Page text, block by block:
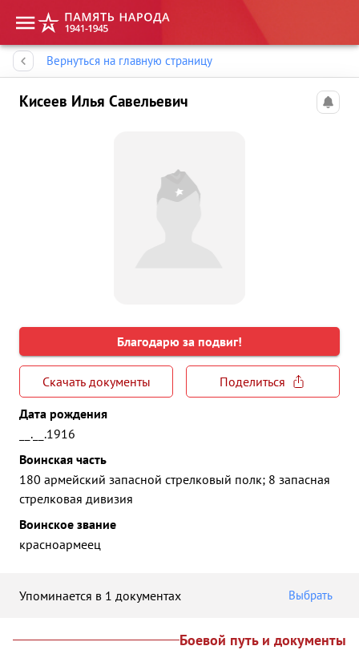
Вернуться на главную страницу
Кисеев Илья Савельевич
Благодарю за подвиг!
Скачать документы
Поделиться
Дата рождения
__.__.1916
Воинская часть
180 армейский запасной стрелковый полк; 8 запасная
стрелковая дивизия
Воинское звание
красноармеец
Упоминается в 1 документах Выбрать
Боевой путь и документы
Память народа